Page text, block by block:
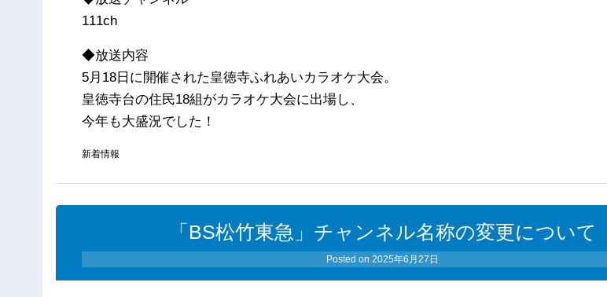
111ch
◆放送内容
5月18日に開催された皇徳寺ふれあいカラオケ大会。
皇徳寺台の住民18組がカラオケ大会に出場し、
今年も大盛況でした！
新着情報
「BS松竹東急」チャンネル名称の変更について
Posted on2025年6月27日